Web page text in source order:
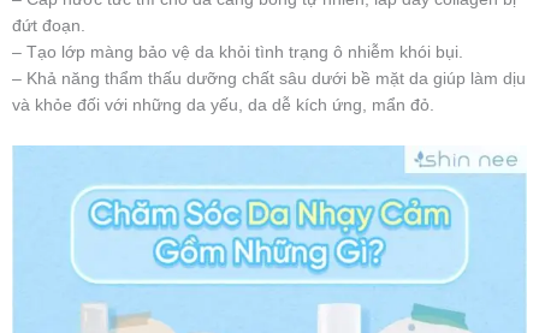
đứt đoạn.
– Tạo lớp màng bảo vệ da khỏi tình trạng ô nhiễm khói bụi.
– Khả năng thẩm thấu dưỡng chất sâu dưới bề mặt da giúp làm dịu
và khỏe đối với những da yếu, da dễ kích ứng, mẩn đỏ.